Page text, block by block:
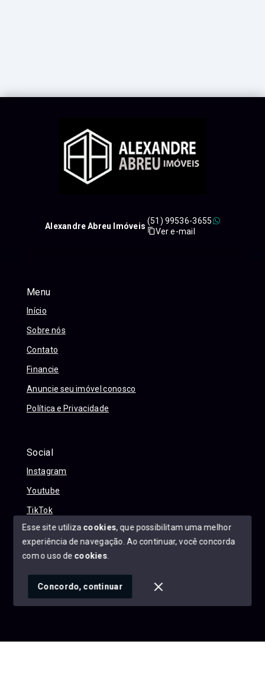
Menu
Início
Sobre nós
Contato
Financie
Anuncie seu imóvel conosco
Política e Privacidade
Social
Instagram
Youtube
TikTok
© Copyright 2026 - Alexandre Abreu Imóveis - Todos os
SITE PARA IMOBILIARIA
Alexandre Abreu Imóveis
(51) 99536-3655
Ver e-mail
Esse site utiliza cookies, que possibilitam uma melhor
experiência de navegação. Ao continuar, você concorda
com o uso de cookies
Concordo, continuar